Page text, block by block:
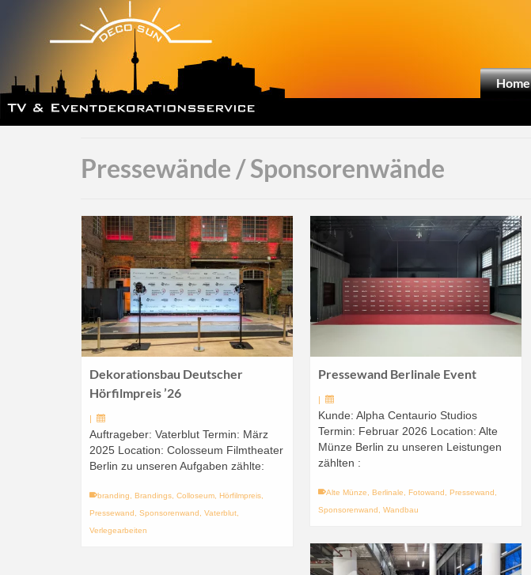
Home
Pressewände / Sponsorenwände
Dekorationsbau Deutscher
Hörfilmpreis ’26
|
Auftrageber: Vaterblut Termin: März
2025 Location: Colosseum Filmtheater
Berlin zu unseren Aufgaben zählte:
branding Brandings Colloseum Hörfilmpreis
Pressewand
Sponsorenwand Vaterblut
Verlegearbeiten
Pressewand Berlinale Event
|
Kunde: Alpha Centaurio Studios
Termin: Februar 2026 Location: Alte
Münze Berlin zu unseren Leistungen
zählten :
Alte Münze ,Berlinale ,Fotowand ,Pressewand
Sponsorenwand
,Wandbau